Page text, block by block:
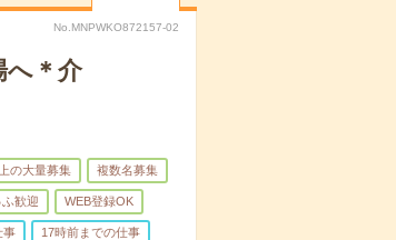
No.MNPWKO872157-02
へ＊介
の大量募集 複数名募集
ふ歓迎 WEB登録OK
事 17時前までの仕事